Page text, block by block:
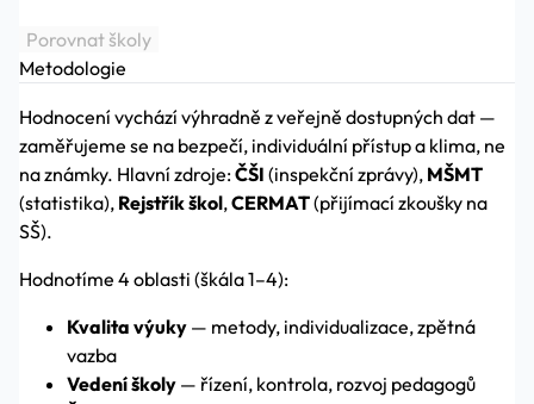
Porovnat školy
Metodologie
Hodnocení vychází výhradně z veřejně dostupných dat —
zaměřujeme se na bezpečí, individuální přístup a klima, ne
na známky. Hlavní zdroje:ČŠI (inspekční zprávy), MŠMT
(statistika), Rejstřík škol,CERMAT(přijímací zkoušky na
SŠ).
Hodnotíme 4 oblasti (škála 1–4):
Kvalita výuky — metody, individualizace, zpětná
vazba
Vedení školy — řízení, kontrola, rozvoj pedagogů